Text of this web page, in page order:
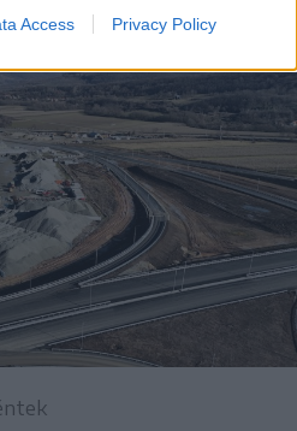
Access Privacy Policy